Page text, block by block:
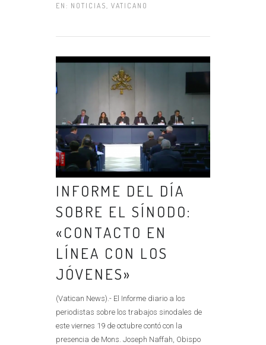
EN: NOTICIAS VATICANO
INFORME DEL DÍA
SOBRE EL SÍNODO:
«CONTACTO EN
LÍNEA CON LOS
JÓVENES»
(Vatican News).- El Informe diario a los
periodistas sobre los trabajos sinodales de
este viernes 19 de octubre contó con la
presencia de Mons. Joseph Naffah, Obispo